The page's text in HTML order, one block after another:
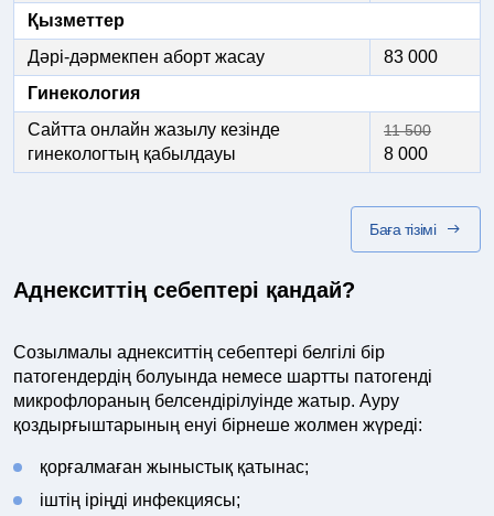
Қызметтер
Дәрі-дәрмекпен аборт жасау
83 000
Гинекология
Сайтта онлайн жазылу кезінде
гинекологтың қабылдауы
11 500
8 000
Баға тізімі
Аднекситтің себептері қандай?
Созылмалы аднекситтің себептері белгілі бір
патогендердің болуында немесе шартты патогенді
микрофлораның белсендірілуінде жатыр. Ауру
қоздырғыштарының енуі бірнеше жолмен жүреді:
қорғалмаған жыныстық қатынас;
іштің іріңді инфекциясы;